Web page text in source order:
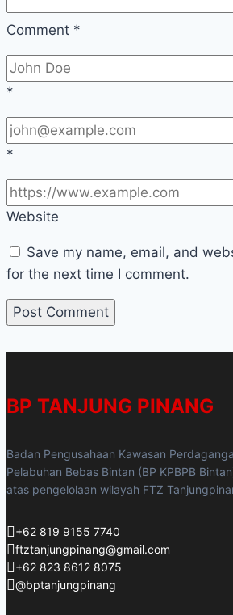
Comment *
*
*
Website
Save my name, email, and
for the next time I comment.
BP TANJUNG PINANG
Badan Pengusahaan Kawasan
Pelabuhan Bebas Bintan (BP KPBPB
atas pengelolaan wilayah FTZ
+62 819 9155 7740
ftztanjungpinang@gmail.com
+62 823 8612 8075
@bptanjungpinang